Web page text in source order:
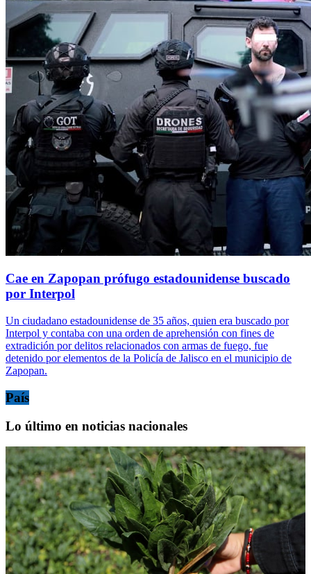
Cae en Zapopan prófugo estadounidense buscado
por Interpol
Un ciudadano estadounidense de 35 años, quien era buscado por
Interpol y contaba con una orden de aprehensión con fines de
extradición por delitos relacionados con armas de fuego, fue
detenido por elementos de la Policía de Jalisco en el municipio de
Zapopan.
País
Lo último en noticias nacionales